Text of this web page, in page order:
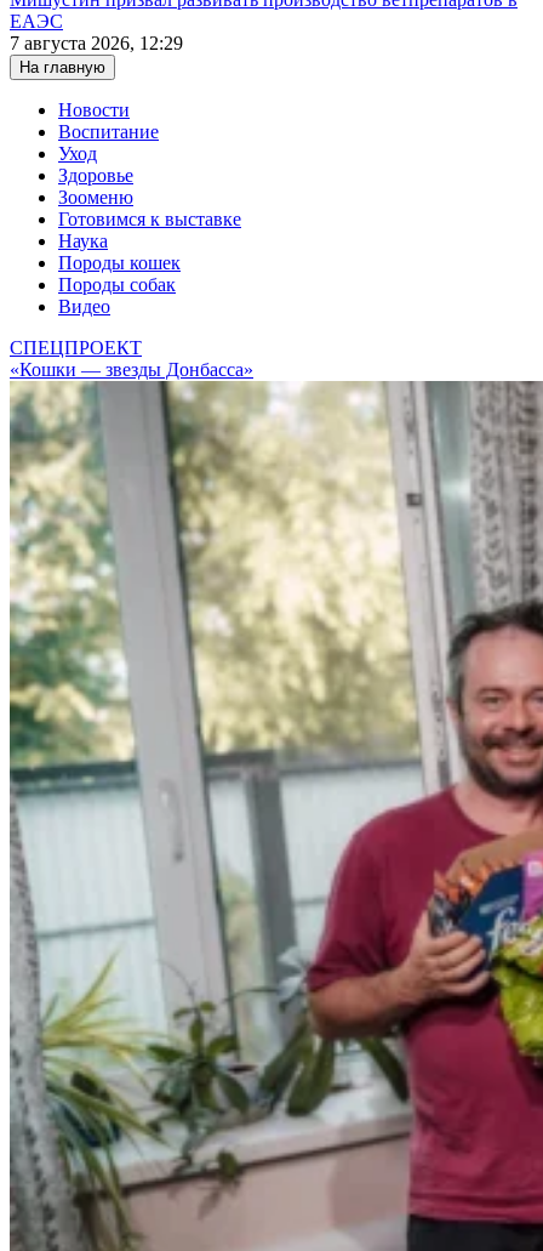
ЕАЭС
7 августа 2026, 12:29
На главную
Новости
Воспитание
Уход
Здоровье
Зооменю
Готовимся к выставке
Наука
Породы кошек
Породы собак
Видео
СПЕЦПРОЕКТ
«Кошки — звезды Донбасса»